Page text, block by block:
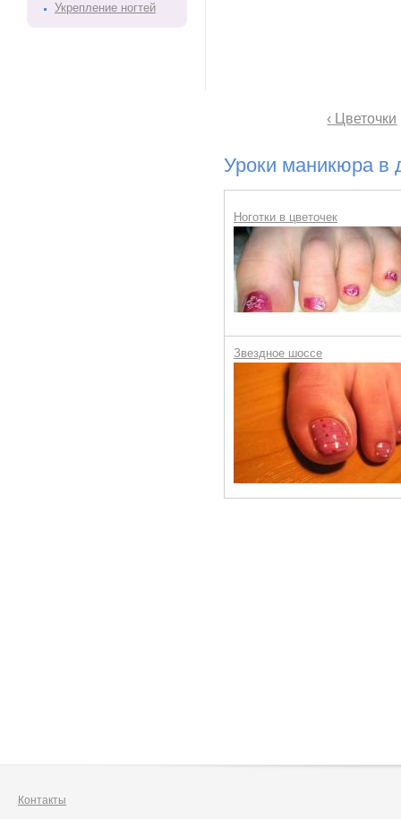
Укрепление ногтей
‹ Цветочки
Уроки маникюра в
Ноготки в цветочек
Звездное шоссе
Контакты